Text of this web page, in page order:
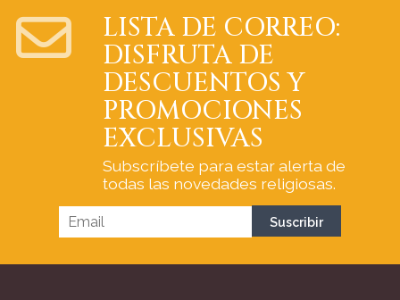
LISTA DE CORREO:
DISFRUTA DE
DESCUENTOS Y
PROMOCIONES
EXCLUSIVAS
Subscríbete para estar alerta de
todas las novedades religiosas.